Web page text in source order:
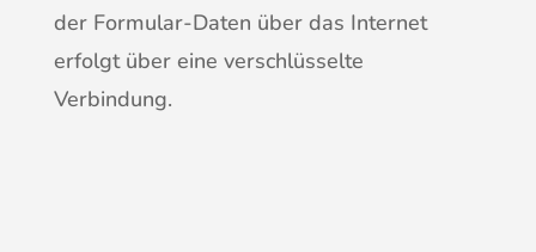
der Formular-Daten über das Internet
erfolgt über eine verschlüsselte
Verbindung.